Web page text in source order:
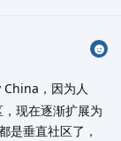
，因为人
现在逐渐扩展为
是垂直社区了，